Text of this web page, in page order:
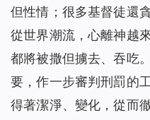
但性情；很多基督徒還
從世界潮流，心離神越
都將被撒但擄去、吞吃
要，作一步審判刑罰的
得著潔淨、變化，從而